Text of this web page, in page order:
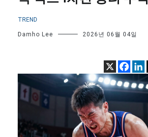
TREND
Damho Lee 2026년 06월 04일